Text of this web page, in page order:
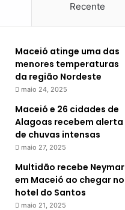
Recente
Maceió atinge uma das
menores temperaturas
da região Nordeste
maio 24, 2025
Maceió e 26 cidades de
Alagoas recebem alerta
de chuvas intensas
maio 27, 2025
Multidão recebe Neymar
em Maceió ao chegar no
hotel do Santos
maio 21, 2025